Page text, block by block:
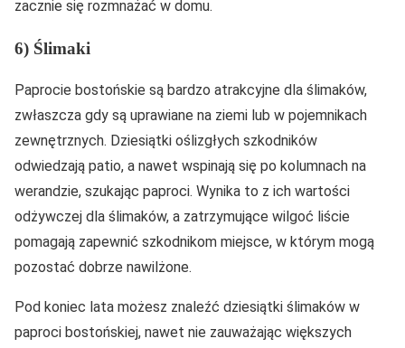
zacznie się rozmnażać w domu.
6) Ślimaki
Paprocie bostońskie są bardzo atrakcyjne dla ślimaków,
zwłaszcza gdy są uprawiane na ziemi lub w pojemnikach
zewnętrznych. Dziesiątki oślizgłych szkodników
odwiedzają patio, a nawet wspinają się po kolumnach na
werandzie, szukając paproci. Wynika to z ich wartości
odżywczej dla ślimaków, a zatrzymujące wilgoć liście
pomagają zapewnić szkodnikom miejsce, w którym mogą
pozostać dobrze nawilżone.
Pod koniec lata możesz znaleźć dziesiątki ślimaków w
paproci bostońskiej, nawet nie zauważając większych